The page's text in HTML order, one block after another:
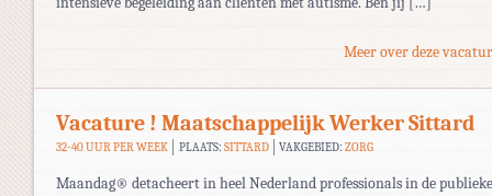
Meer over deze
Vacature ! Maatschappelijk Werker Sittard
32-40 UUR PER WEEK PLAATS: SITTARD VAKGEBIED:ZORG
Maandag® detacheert in heel Nederland professionals in de publieke